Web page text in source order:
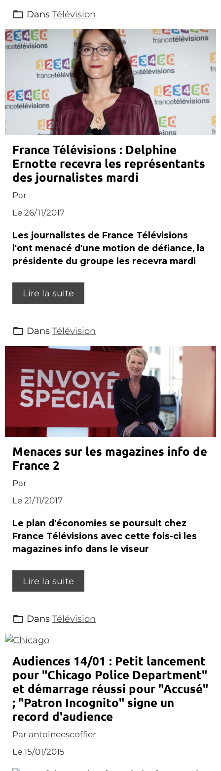
Dans Télévision
France Télévisions : Delphine
Ernotte recevra les représentants
des journalistes mardi
Par
Le 26/11/2017
Les journalistes de France Télévisions
l'ont menacé d'une motion de défiance, la
présidente du groupe les recevra mardi
Lire la suite
Dans Télévision
Menaces sur les magazines info de
France 2
Par
Le 21/11/2017
Le plan d'économies se poursuit chez
France Télévisions avec cette fois-ci les
magazines info dans le viseur
Lire la suite
Dans Télévision
Audiences 14/01 : Petit lancement
pour "Chicago Police Department"
et démarrage réussi pour "Accusé"
; "Patron Incognito" signe un
record d'audience
Par antoineescoffier
Le 15/01/2015